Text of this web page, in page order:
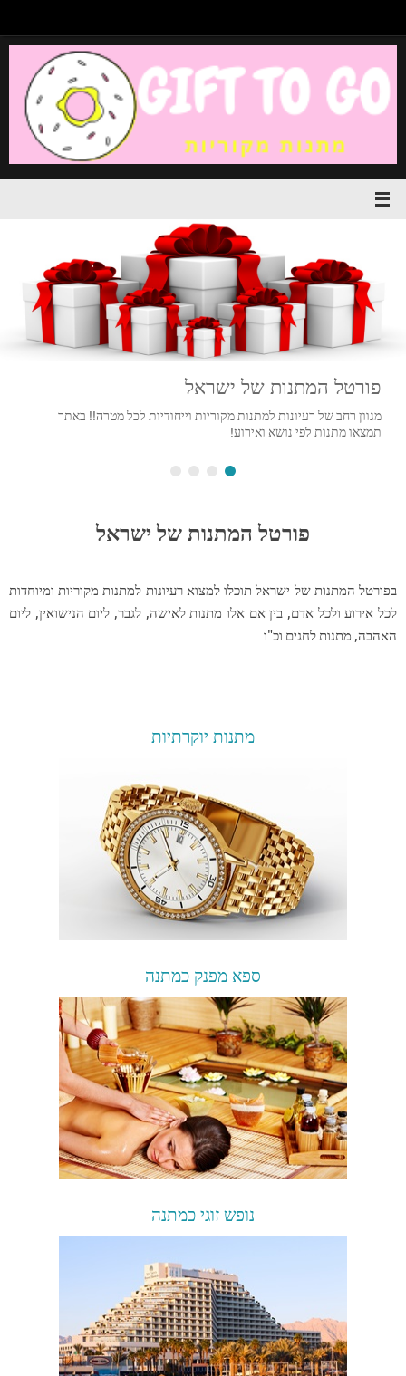
פורטל המתנות של ישראל
מגוון רחב של רעיונות למתנות מקוריות וייחודיות לכל מטרה!! באתר
תמצאו מתנות לפי נושא ואירוע!
פורטל המתנות של ישראל
בפורטל המתנות של ישראל תוכלו למצוא רעיונות למתנות מקוריות ומיוחדות
לכל אירוע ולכל אדם, בין אם אלו מתנות לאישה, לגבר, ליום הנישואין, ליום
האהבה, מתנות לחגים וכ"ו...
מתנות יוקרתיות
ספא מפנק כמתנה
נופש זוגי כמתנה